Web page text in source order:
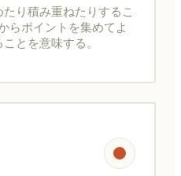
り積み重ねたりするこ
らポイントを集めてよ
とを意味する。